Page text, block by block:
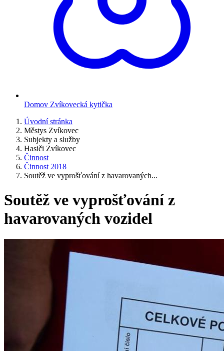
Domov Zvíkovecká kytička
Úvodní stránka
Městys Zvíkovec
Subjekty a služby
Hasiči Zvíkovec
Činnost
Činnost 2018
Soutěž ve vyprošťování z havarovaných...
Soutěž ve vyprošťování z
havarovaných vozidel